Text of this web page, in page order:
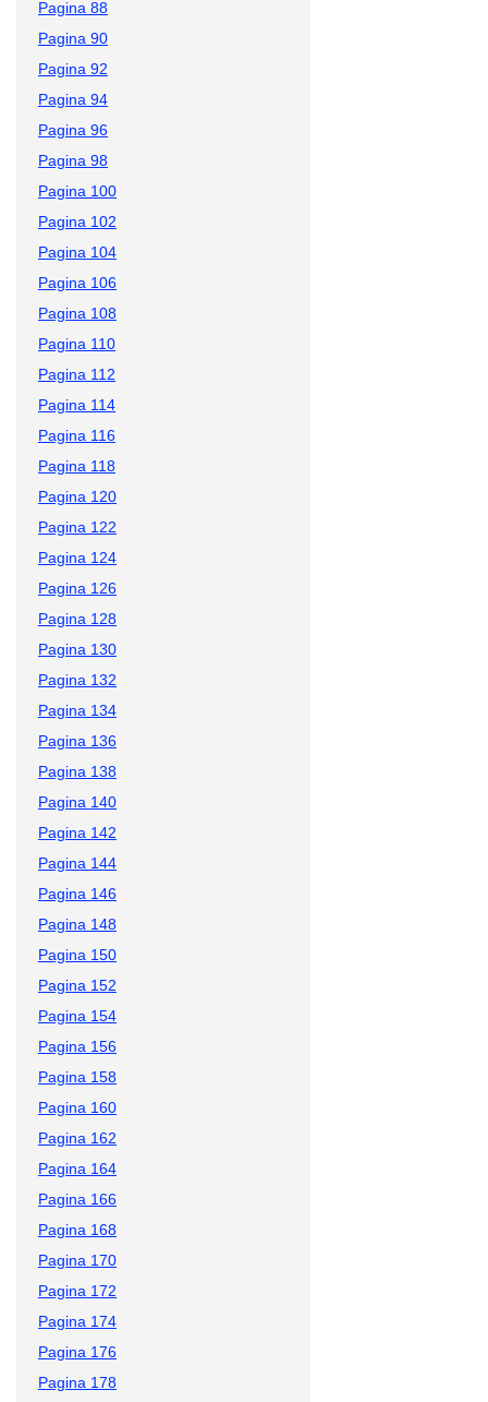
Pagina 88
Pagina 90
Pagina 92
Pagina 94
Pagina 96
Pagina 98
Pagina 100
Pagina 102
Pagina 104
Pagina 106
Pagina 108
Pagina 110
Pagina 112
Pagina 114
Pagina 116
Pagina 118
Pagina 120
Pagina 122
Pagina 124
Pagina 126
Pagina 128
Pagina 130
Pagina 132
Pagina 134
Pagina 136
Pagina 138
Pagina 140
Pagina 142
Pagina 144
Pagina 146
Pagina 148
Pagina 150
Pagina 152
Pagina 154
Pagina 156
Pagina 158
Pagina 160
Pagina 162
Pagina 164
Pagina 166
Pagina 168
Pagina 170
Pagina 172
Pagina 174
Pagina 176
Pagina 178